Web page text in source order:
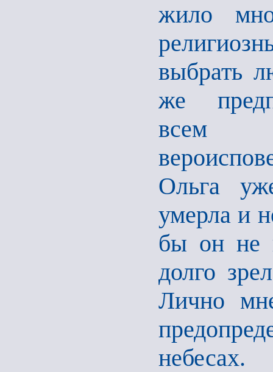
жило
выбрать
же
Ольга
умерла и
бы он не
долго
Лично